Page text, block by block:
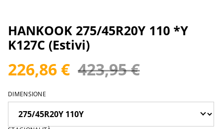
HANKOOK 275/45R20Y 110 *Y
K127C (Estivi)
226,86 € 423,95 €
DIMENSIONE